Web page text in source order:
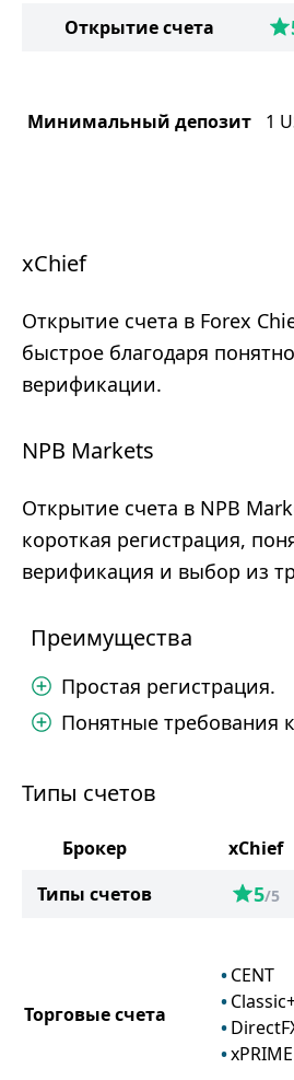
Открытие счета
Минимальный депозит 1
xChief
Открытие счета в Forex
быстрое благодаря
верификации.
NPB Markets
Открытие счета в NPB
короткая регистрация,
верификация и выбор из
Преимущества
Простая регистрация.
Понятные требования
Типы счетов
Брокер xChief
Типы счетов
5/5
Торговые счета
CENT
xPRIME